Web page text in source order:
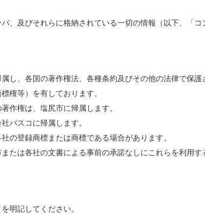
、及びそれらに格納されている一切の情報（以下、「コ
、各国の著作権法、各種条約及びその他の法律で保護
権等）を有しております。
作権は、塩尻市に帰属します。
パスコに帰属します。
の登録商標または商標である場合があります。
たは各社の文書による事前の承諾なしにこれらを利用す
明記してください。